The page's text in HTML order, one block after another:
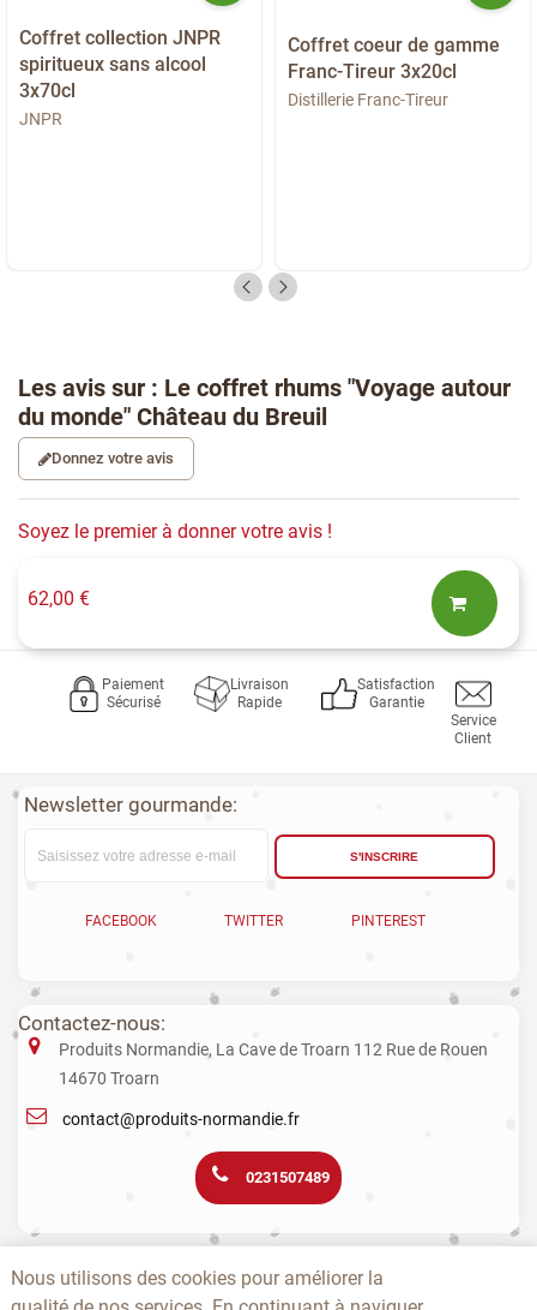
Coffret collection JNPR
spiritueux sans alcool
3x70cl
JNPR
Coffret coeur de gamme
Franc-Tireur 3x20cl
Distillerie Franc-Tireur
Les avis sur : Le coffret rhums "Voyage autour
du monde" Château du Breuil
Donnez votre avis
Soyez le premier à donner votre avis !
62,00 €
Paiement
Sécurisé
Livraison
Rapide
Satisfaction
Garantie
Service
Client
Newsletter gourmande:
S'INSCRIRE
FACEBOOK TWITTER PINTEREST
Contactez-nous:
Produits Normandie, La Cave de Troarn 112 Rue de Rouen
14670 Troarn
contact@produits-normandie.fr
0231507489
Nous utilisons des cookies pour améliorer la
pour la santé. La consommation de boissons alcoolisées pendant la
grossesse, même en faible quantité, peut avoir des conséquences